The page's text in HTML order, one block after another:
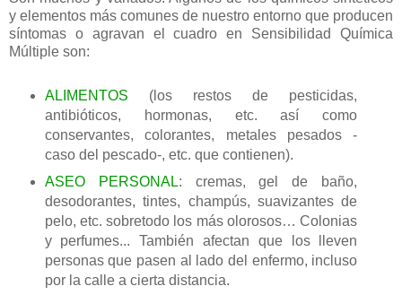
y elementos más comunes de nuestro entorno que producen
síntomas o agravan el cuadro en Sensibilidad Química
Múltiple son:
ALIMENTOS (los restos de pesticidas,
antibióticos, hormonas, etc. así como
conservantes, colorantes, metales pesados -
caso del pescado-, etc. que contienen).
ASEO PERSONAL: cremas, gel de baño,
desodorantes, tintes, champús, suavizantes de
pelo, etc. sobretodo los más olorosos… Colonias
y perfumes... También afectan que los lleven
personas que pasen al lado del enfermo, incluso
por la calle a cierta distancia.